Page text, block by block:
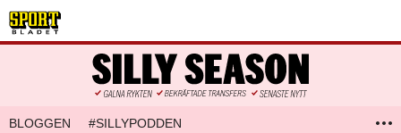
BLOGGEN #SILLYPODDEN